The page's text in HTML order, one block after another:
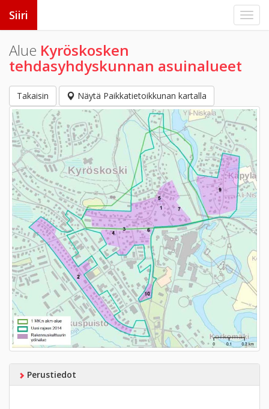
Siiri
Alue Kyröskosken
tehdasyhdyskunnan asuinalueet
Takaisin Näytä Paikkatietoikkunan kartalla
Perustiedot